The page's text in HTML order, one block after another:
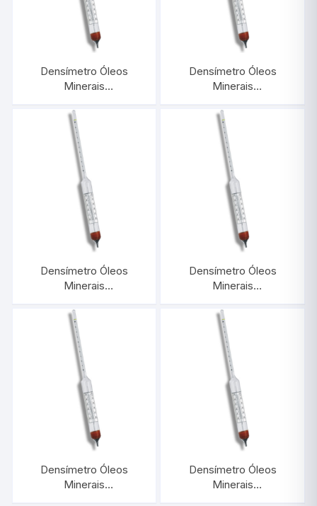
Densímetro Óleos
Minerais
Com Termômetro |
INCOTERM 5567.L
Densímetro Óleos
Minerais
Com Termômetro |
INCOTERM 5566.L
Densímetro Óleos
Minerais
Termômetro |
INCOTERM 5575
Densímetro Óleos
Minerais
Termômetro |
INCOTERM 5574
Densímetro Óleos
Minerais
Densímetro Óleos
Minerais